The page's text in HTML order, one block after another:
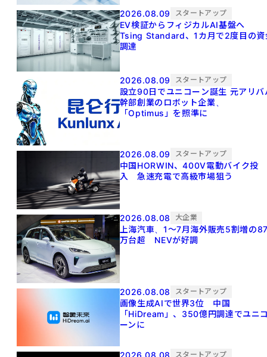
2026.08.09 スタートアップ
EV検証からフィジカルAI基盤へ
Tsing Standard、1カ月で2度目の資
調達
2026.08.09 スタートアップ
設立90日でユニコーン誕生 元アリババ
幹部創業のロボット企業、
「Optimus」を照準に
2026.08.09 スタートアップ
中国HORWIN、400V電動バイク投
入 急速充電で高級市場狙う
2026.08.08 大企業
上海汽車、1～7月海外販売5割増の
万台超 NEVが好調
2026.08.08 スタートアップ
画像生成AIで世界3位 中国
「HiDream」、350億円調達でユニ
ーンに
2026.08.08 スタートアップ